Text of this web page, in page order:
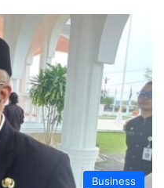
Business